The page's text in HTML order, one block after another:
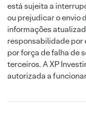
está sujeita a
ou prejudicar o envio
informações
responsabilidade por
por força de falha de
terceiros. A XP
autorizada a